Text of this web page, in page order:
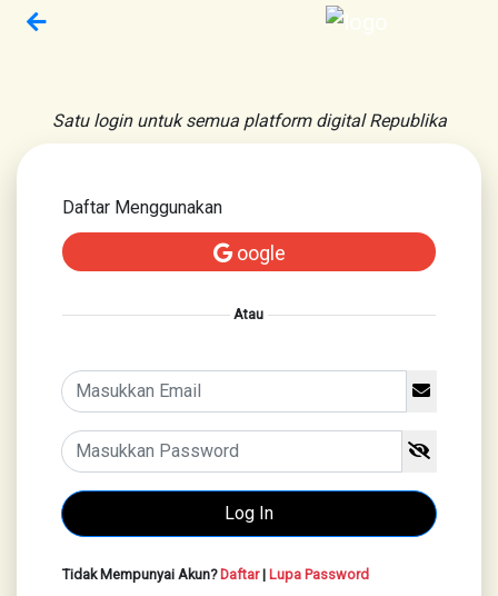
Satu login untuk semua platform digital Republika
Daftar Menggunakan
oogle
Atau
Tidak Mempunyai Akun?Daftar| Lupa Password